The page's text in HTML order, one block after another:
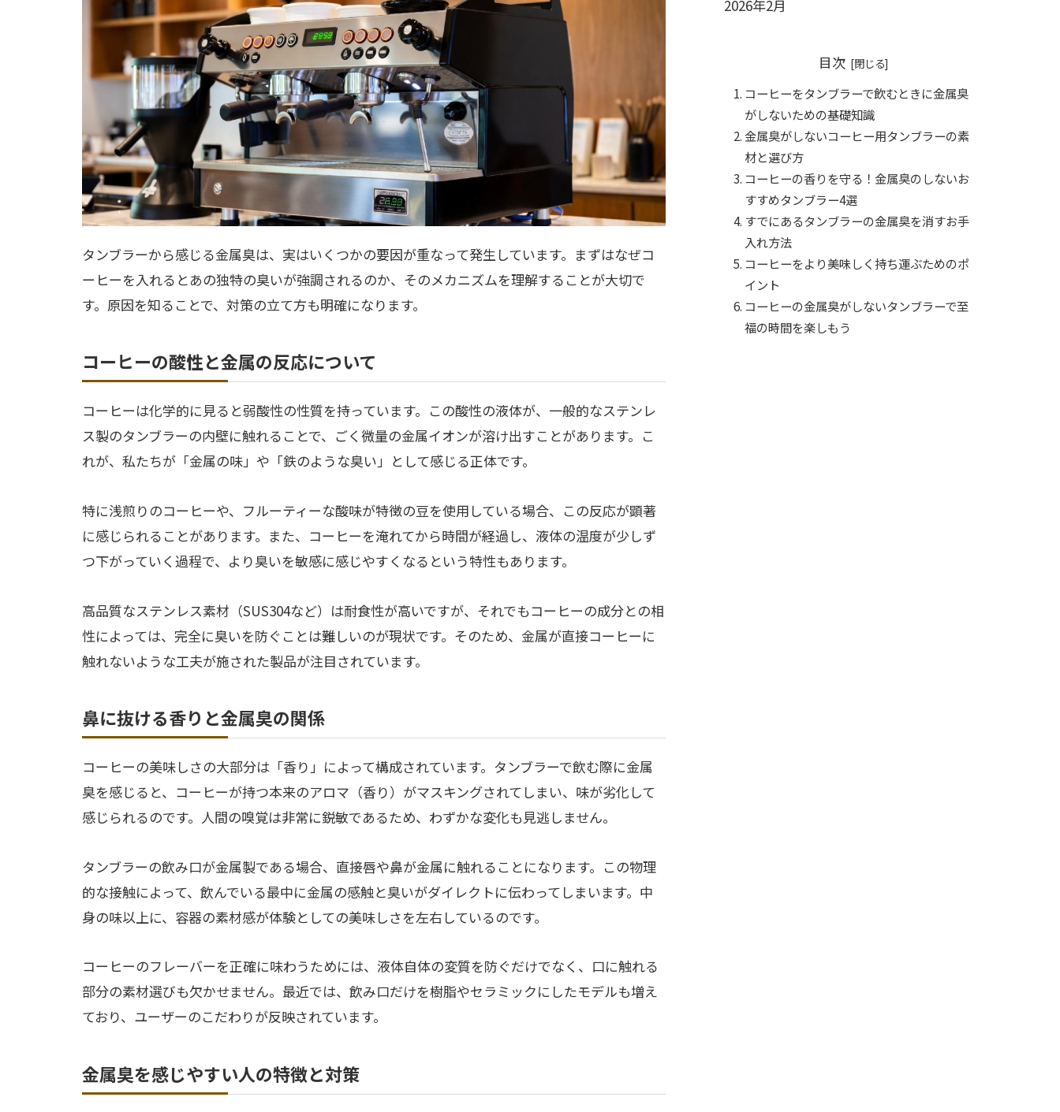
タンブラーから感じる金属臭は、実はいくつかの要因が重なって発生しています。まずはなぜコ
ーヒーを入れるとあの独特の臭いが強調されるのか、そのメカニズムを理解することが大切で
す。原因を知ることで、対策の立て方も明確になります。
コーヒーの酸性と金属の反応について
コーヒーは化学的に見ると弱酸性の性質を持っています。この酸性の液体が、一般的なステンレ
ス製のタンブラーの内壁に触れることで、ごく微量の金属イオンが溶け出すことがあります。こ
れが、私たちが「金属の味」や「鉄のような臭い」として感じる正体です。
特に浅煎りのコーヒーや、フルーティーな酸味が特徴の豆を使用している場合、この反応が顕著
に感じられることがあります。また、コーヒーを淹れてから時間が経過し、液体の温度が少しず
つ下がっていく過程で、より臭いを敏感に感じやすくなるという特性もあります。
高品質なステンレス素材（SUS304など）は耐食性が高いですが、それでもコーヒーの成分との相
性によっては、完全に臭いを防ぐことは難しいのが現状です。そのため、金属が直接コーヒーに
触れないような工夫が施された製品が注目されています。
鼻に抜ける香りと金属臭の関係
コーヒーの美味しさの大部分は「香り」によって構成されています。タンブラーで飲む際に金属
臭を感じると、コーヒーが持つ本来のアロマ（香り）がマスキングされてしまい、味が劣化して
感じられるのです。人間の嗅覚は非常に鋭敏であるため、わずかな変化も見逃しません。
タンブラーの飲み口が金属製である場合、直接唇や鼻が金属に触れることになります。この物理
的な接触によって、飲んでいる最中に金属の感触と臭いがダイレクトに伝わってしまいます。中
身の味以上に、容器の素材感が体験としての美味しさを左右しているのです。
コーヒーのフレーバーを正確に味わうためには、液体自体の変質を防ぐだけでなく、口に触れる
部分の素材選びも欠かせません。最近では、飲み口だけを樹脂やセラミックにしたモデルも増え
ており、ユーザーのこだわりが反映されています。
金属臭を感じやすい人の特徴と対策
2026年2月
目次
コーヒーをタンブラーで飲むときに金属臭
がしないための基礎知識
金属臭がしないコーヒー用タンブラーの素
材と選び方
コーヒーの香りを守る！金属臭のしないお
すすめタンブラー4選
すでにあるタンブラーの金属臭を消すお手
入れ方法
コーヒーをより美味しく持ち運ぶためのポ
イント
コーヒーの金属臭がしないタンブラーで至
福の時間を楽しもう